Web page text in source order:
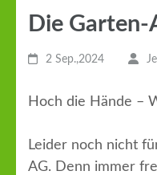
Die Garten-
2 Sep.,2024
Hoch die Hände –
Leider noch nicht
AG. Denn immer